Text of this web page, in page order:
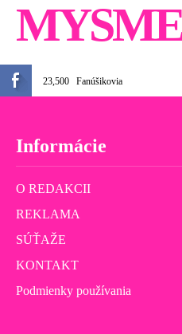
23,500 Fanúšikovia
Informácie
O REDAKCII
REKLAMA
SÚŤAŽE
KONTAKT
Podmienky používania